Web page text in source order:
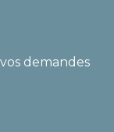
demandes